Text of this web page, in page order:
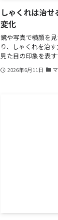
しゃくれは治
変化
鏡や写真で横顔を
り、しゃくれを治
見た目の印象を表
2026年6月11日